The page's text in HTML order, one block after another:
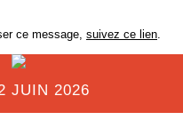
ce message, suivez ce lien.
JUIN 2026